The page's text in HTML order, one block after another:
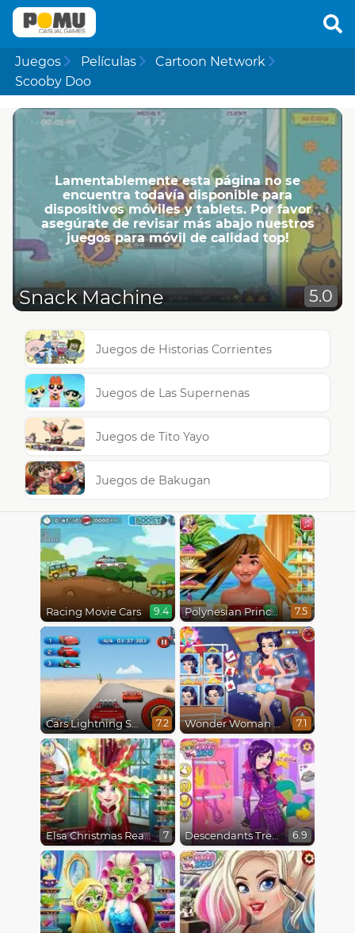
Juegos Películas
Cartoon Network
Scooby Doo
Lamentablemente esta página no se
encuentra todavía disponible para
dispositivos móviles y tablets. Por favor
asegúrate de revisar más abajo nuestros
juegos para móvil de calidad top!
Snack Machine 5.0
Juegos de Historias Corrientes
Juegos de Las Supernenas
Juegos de Tito Yayo
Juegos de Bakugan
Racing Movie Cars 9.4 Polynesian Princess Real Haircuts 7.5
Cars Lightning Speed 7.2 Wonder Woman Fashion Event 7.1
Elsa Christmas Real Haircuts 7 Descendants Trendsetters 6.9